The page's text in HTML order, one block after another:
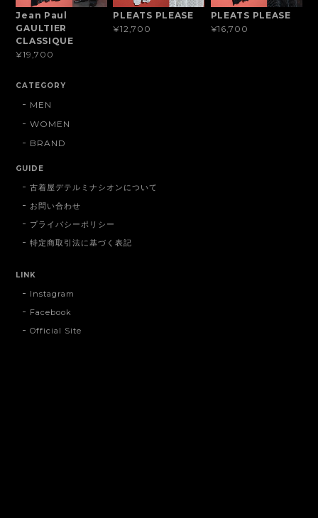
Jean Paul
GAULTIER
CLASSIQUE
¥19,700
PLEATS PLEASE
¥12,700
PLEATS PLEASE
¥16,700
CATEGORY
MEN
WOMEN
BRAND
GUIDE
古着屋デテルミナシオンについて
お問い合わせ
プライバシーポリシー
特定商取引法に基づく表記
LINK
Instagram
Facebook
Official Site